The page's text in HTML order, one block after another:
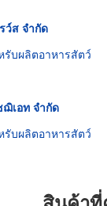
ว์ส จำกัด
รับผลิตอาหารสัตว์
เอท จำกัด
รับผลิตอาหารสัตว์